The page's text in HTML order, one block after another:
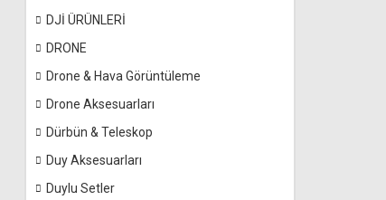
DJİ ÜRÜNLERİ
DRONE
Drone & Hava Görüntüleme
Drone Aksesuarları
Dürbün & Teleskop
Duy Aksesuarları
Duylu Setler